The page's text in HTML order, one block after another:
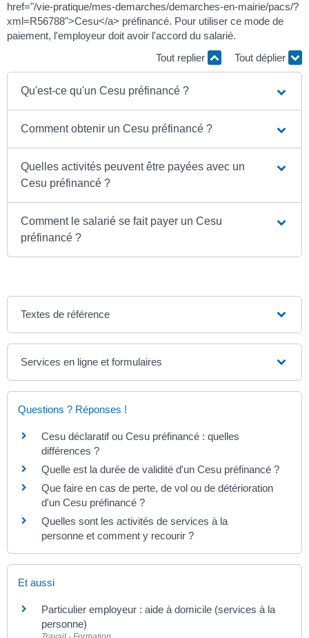
href="/vie-pratique/mes-demarches/demarches-en-mairie/pacs/?
xml=R56788">Cesu</a> préfinancé. Pour utiliser ce mode de
paiement, l'employeur doit avoir l'accord du salarié.
Tout replier
Tout déplier
Qu'est-ce qu'un Cesu préfinancé ?
Comment obtenir un Cesu préfinancé ?
Quelles activités peuvent être payées avec un
Cesu préfinancé ?
Comment le salarié se fait payer un Cesu
préfinancé ?
Textes de référence
Services en ligne et formulaires
Questions ? Réponses !
Cesu déclaratif ou Cesu préfinancé : quelles
différences ?
Quelle est la durée de validité d'un Cesu préfinancé ?
Que faire en cas de perte, de vol ou de détérioration
d'un Cesu préfinancé ?
Quelles sont les activités de services à la
personne et comment y recourir ?
Et aussi
Particulier employeur : aide à domicile (services à la
personne)